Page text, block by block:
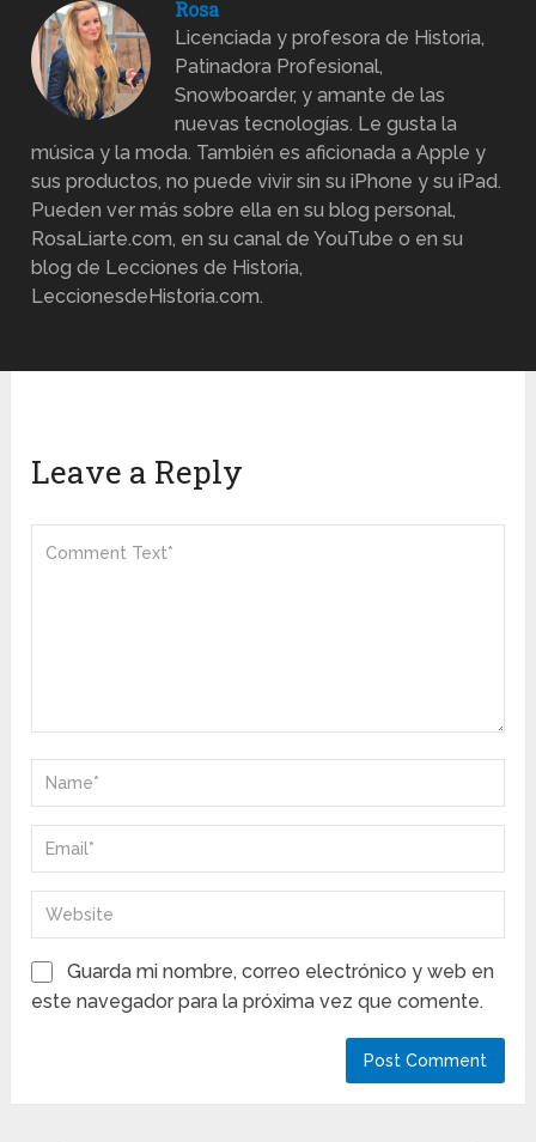
Rosa
Licenciada y profesora de Historia,
Patinadora Profesional,
Snowboarder, y amante de las
nuevas tecnologías. Le gusta la
música y la moda. También es aficionada a Apple y
sus productos, no puede vivir sin su iPhone y su iPad.
Pueden ver más sobre ella en su blog personal,
RosaLiarte.com, en su canal de YouTube o en su
blog de Lecciones de Historia,
LeccionesdeHistoria.com.
Leave a Reply
Guarda mi nombre, correo electrónico y web en
este navegador para la próxima vez que comente.